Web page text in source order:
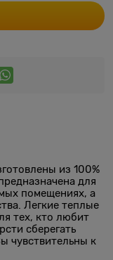
из 100%
для
помещениях, а
Легкие теплые
тех, кто любит
сберегать
чувствительны к